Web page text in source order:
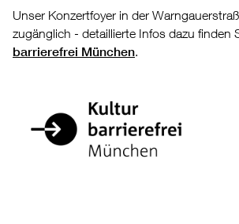
Unser Konzertfoyer in der
zugänglich - detaillierte Infos dazu finden
barrierefrei München.